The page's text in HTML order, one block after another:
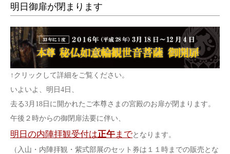
明日御扉が閉まります
↑クリックして詳細をご覧ください。
いよいよ、明日4日、
去る3月18日に開かれたご本尊さまの宮殿のお扉が閉まります。
午後２時からの御閉扉法要に伴い、
明日の内陣拝観受付は正午までとなります。
（入山・内陣拝観・紫式部展のセット券は１１時までの販売とな